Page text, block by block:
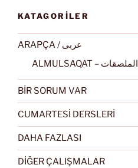
KATAGORİLER
ARAPÇA / عربى
ALMULSAQAT – الملصقات
BİR SORUM VAR
CUMARTESİ DERSLERİ
DAHA FAZLASI
DİĞER ÇALIŞMALAR